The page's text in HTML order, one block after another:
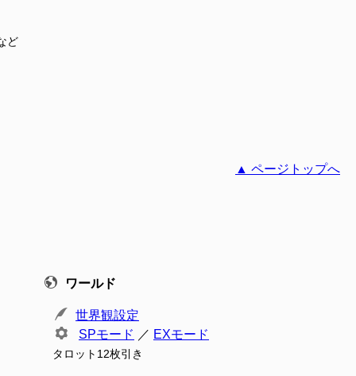
ど
▲ ページトップへ
ワールド
世界観設定
SPモード ／ EXモード
タロット12枚引き